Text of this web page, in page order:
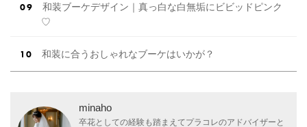
和装ブーケデザイン｜真っ白な白無垢にビビッドピンク
♡
和装に合うおしゃれなブーケはいかが？
minaho
卒花としての経験も踏まえてプラコレのアドバイザーと